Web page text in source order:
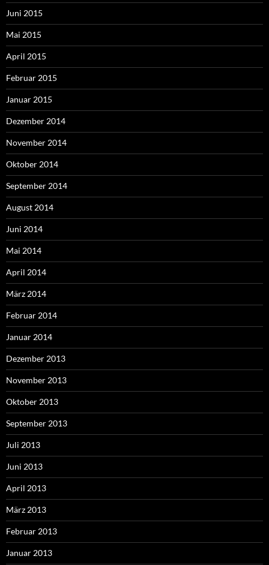
Juni 2015
Mai 2015
April 2015
Februar 2015
Januar 2015
Dezember 2014
November 2014
Oktober 2014
September 2014
August 2014
Juni 2014
Mai 2014
April 2014
März 2014
Februar 2014
Januar 2014
Dezember 2013
November 2013
Oktober 2013
September 2013
Juli 2013
Juni 2013
April 2013
März 2013
Februar 2013
Januar 2013